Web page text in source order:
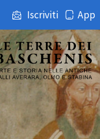
Iscriviti App